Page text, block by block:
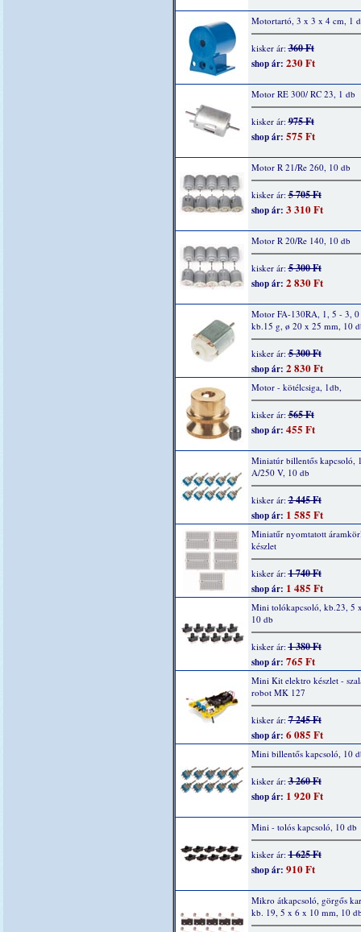
Motortartó, 3 x 3 x 4 cm, 1
kisker ár:360 Ft
shop ár: 230 Ft
Motor RE 300/ RC 23, 1 db
kisker ár:975 Ft
shop ár: 575 Ft
Motor R 21/Re 260, 10 db
kisker ár:5 705 Ft
shop ár: 3 310 Ft
Motor R 20/Re 140, 10 db
kisker ár:5 300 Ft
shop ár: 2 830 Ft
Motor FA-130RA, 1, 5 - 3,
kb.15 g, ø 20 x 25 mm, 10
kisker ár:5 300 Ft
shop ár: 2 830 Ft
Motor - kötélcsiga, 1db,
kisker ár:565 Ft
shop ár: 455 Ft
Miniatúr billentős kapcsoló,
A/250 V, 10 db
kisker ár:2 445 Ft
shop ár: 1 585 Ft
Miniatűr nyomtatott
készlet
kisker ár:1 740 Ft
shop ár: 1 485 Ft
Mini tolókapcsoló, kb.23, 5
10 db
kisker ár:1 380 Ft
shop ár: 765 Ft
Mini Kit elektro készlet -
robot MK 127
kisker ár:7 245 Ft
shop ár: 6 085 Ft
Mini billentős kapcsoló, 10
kisker ár:3 260 Ft
shop ár: 1 920 Ft
Mini - tolós kapcsoló, 10 db
kisker ár:1 625 Ft
shop ár: 910 Ft
Mikro átkapcsoló, görgős
kb. 19, 5 x 6 x 10 mm, 10